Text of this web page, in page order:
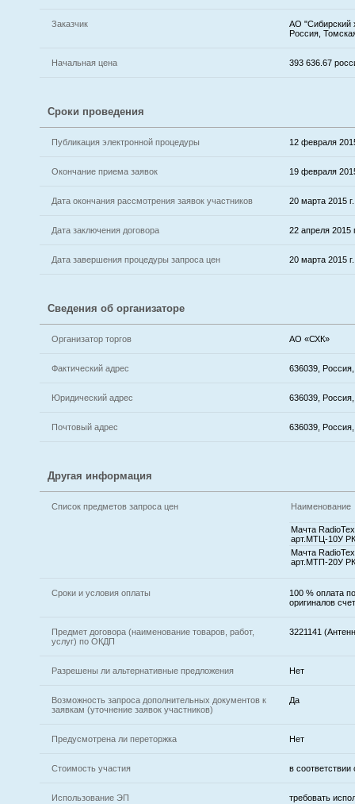
Заказчик
АО "Сибирский
Россия,
Начальная цена 393 636.67
Сроки проведения
Публикация электронной процедуры 12 февраля
Окончание приема заявок 19 февраля
Дата окончания рассмотрения заявок участников 20 марта 2015
Дата заключения договора 22 апреля 2015
Дата завершения процедуры запроса цен 20 марта 2015
Сведения об организаторе
Организатор торгов АО «СХК»
Фактический адрес 636039,
Юридический адрес 636039,
Почтовый адрес 636039,
Другая информация
Список предметов запроса цен Наименование
Мачта
арт.МТЦ-10У
Мачта
арт.МТП-20У
Сроки и условия оплаты
100 % оплата
оригиналов
Предмет договора (наименование товаров, работ,
услуг) по ОКДП
3221141
Разрешены ли альтернативные предложения Нет
Возможность запроса дополнительных документов к
заявкам (уточнение заявок участников)
Да
Предусмотрена ли переторжка Нет
Стоимость участия в
Использование ЭП требовать